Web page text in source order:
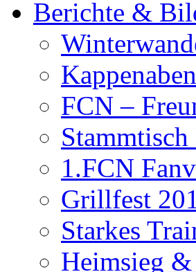
Berichte &
FCN –
1.FCN
Grillfest
Starkes
Heimsieg